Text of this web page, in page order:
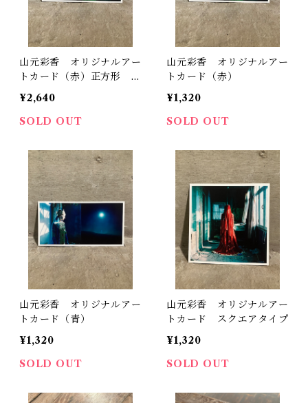
山元彩香 オリジナルアー
トカード（赤）正方形 2
枚セット
¥2,640
SOLD OUT
山元彩香 オリジナルアー
トカード（赤）
¥1,320
SOLD OUT
山元彩香 オリジナルアー
トカード（青）
¥1,320
SOLD OUT
山元彩香 オリジナルアー
トカード スクエアタイプ
¥1,320
SOLD OUT